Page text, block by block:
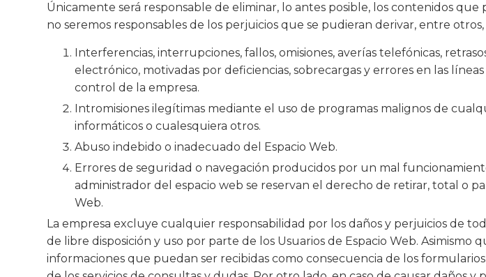
Únicamente será responsable de eliminar, lo antes posible, los contenidos
no seremos responsables de los perjuicios que se pudieran derivar, entre otros,
Interferencias, interrupciones, fallos, omisiones, averías telefónicas,
electrónico, motivadas por deficiencias, sobrecargas y errores en las
control de la empresa.
Intromisiones ilegítimas mediante el uso de programas malignos de
informáticos o cualesquiera otros.
Abuso indebido o inadecuado del Espacio Web.
Errores de seguridad o navegación producidos por un mal
administrador del espacio web se reservan el derecho de retirar, total o
Web.
La empresa excluye cualquier responsabilidad por los daños y perjuicios de
de libre disposición y uso por parte de los Usuarios de Espacio Web.
informaciones que puedan ser recibidas como consecuencia de los